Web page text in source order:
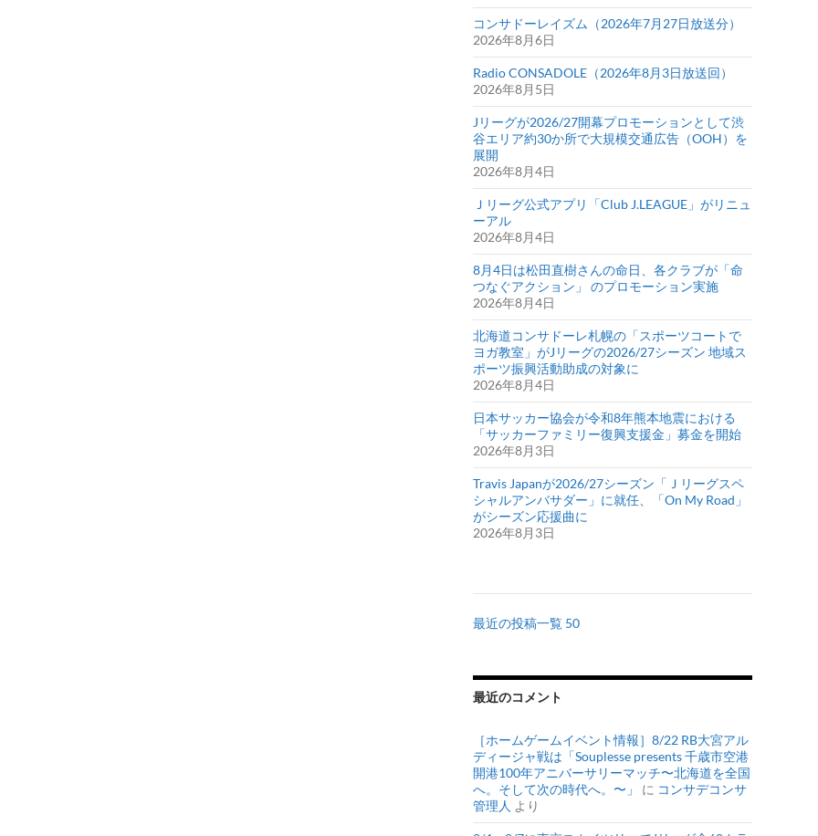
コンサドーレイズム（2026年7月27日放送分）
2026年8月6日
Radio CONSADOLE（2026年8月3日放送回）
2026年8月5日
Jリーグが2026/27開幕プロモーションとして渋
谷エリア約30か所で大規模交通広告（OOH）を
展開
2026年8月4日
Ｊリーグ公式アプリ「Club J.LEAGUE」がリニュ
ーアル
2026年8月4日
8月4日は松田直樹さんの命日、各クラブが「命
つなぐアクション」 のプロモーション実施
2026年8月4日
北海道コンサドーレ札幌の「スポーツコートで
ヨガ教室」がJリーグの2026/27シーズン 地域ス
ポーツ振興活動助成の対象に
2026年8月4日
日本サッカー協会が令和8年熊本地震における
「サッカーファミリー復興支援金」募金を開始
2026年8月3日
Travis Japanが2026/27シーズン「Ｊリーグスペ
シャルアンバサダー」に就任、「On My Road」
がシーズン応援曲に
2026年8月3日
最近の投稿一覧 50
最近のコメント
［ホームゲームイベント情報］8/22 RB大宮アル
ディージャ戦は「Souplesse presents 千歳市空港
開港100年アニバーサリーマッチ〜北海道を全国
へ。そして次の時代へ。〜」
に コンサデコンサ
管理人 より